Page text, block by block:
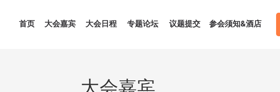
首页 大会嘉宾 大会日程 专题论坛 议题提交 参会须知&酒店
大会嘉宾